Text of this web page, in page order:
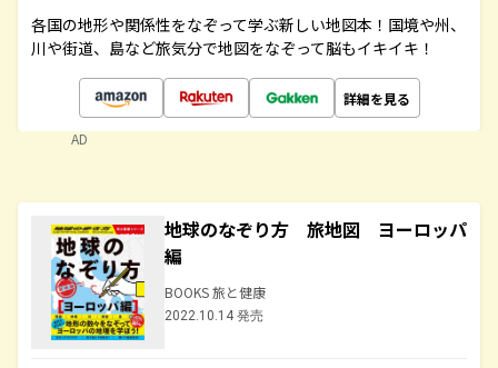
各国の地形や関係性をなぞって学ぶ新しい地図本！国境や州、
川や街道、島など旅気分で地図をなぞって脳もイキイキ！
詳細を見る
AD
地球のなぞり方 旅地図 ヨーロッパ
編
BOOKS 旅と健康
2022.10.14 発売